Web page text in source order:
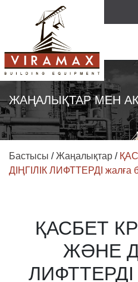
ЖАҢАЛЫҚТАР МЕН
Бастысы / Жаңалықтар /
ДІҢГІЛІК ЛИФТТЕРДІ жалға
ҚАСБЕТ
ЖӘНЕ
ЛИФТТЕРДІ